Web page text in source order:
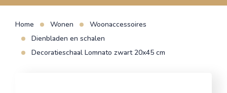
Home Wonen
Woonaccessoires
Dienbladen en schalen
Decoratieschaal Lomnato zwart 20x45 cm